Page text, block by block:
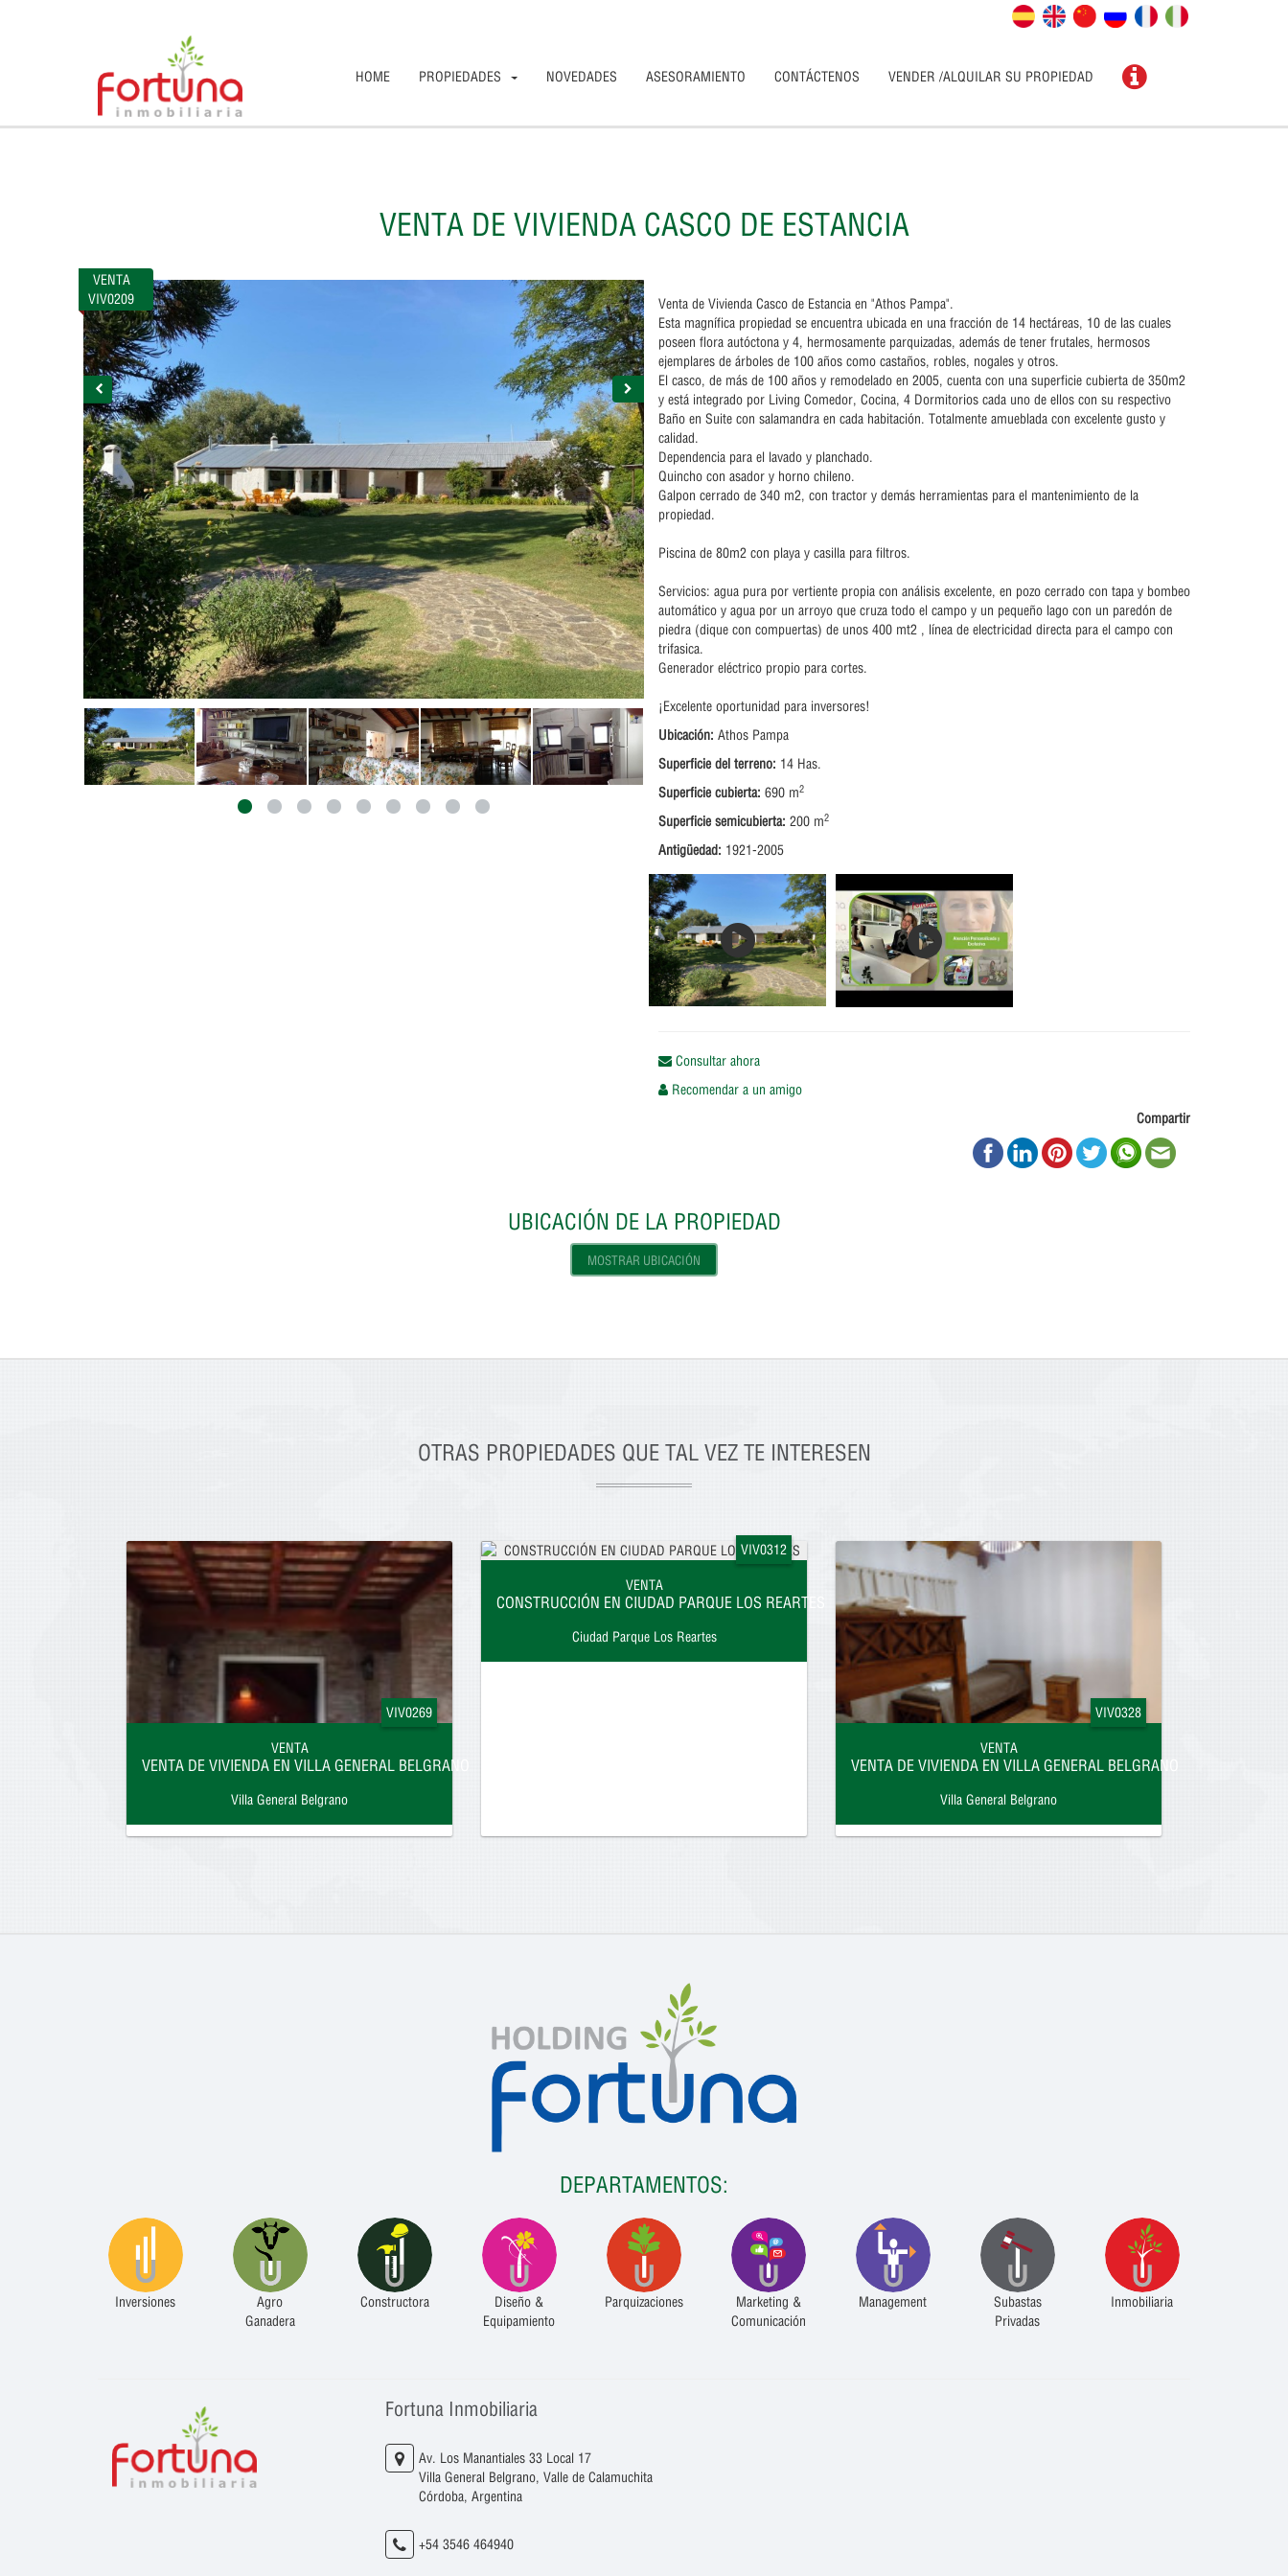
HOME PROPIEDADES NOVEDADES ASESORAMIENTO CONTÁCTENOS VENDER /ALQUILAR SU PROPIEDAD
VENTA DE VIVIENDA CASCO DE ESTANCIA
VENTA
VIV0209
Venta de Vivienda Casco de Estancia en "Athos Pampa".
Esta magnífica propiedad se encuentra ubicada en una fracción de 14 hectáreas, 10 de las cuales
poseen flora autóctona y 4, hermosamente parquizadas, además de tener frutales, hermosos
ejemplares de árboles de 100 años como castaños, robles, nogales y otros.
El casco, de más de 100 años y remodelado en 2005, cuenta con una superficie cubierta de 350m2
y está integrado por Living Comedor, Cocina, 4 Dormitorios cada uno de ellos con su respectivo
Baño en Suite con salamandra en cada habitación. Totalmente amueblada con excelente gusto y
calidad.
Dependencia para el lavado y planchado.
Quincho con asador y horno chileno.
Galpon cerrado de 340 m2, con tractor y demás herramientas para el mantenimiento de la
propiedad.
Piscina de 80m2 con playa y casilla para filtros.
Servicios: agua pura por vertiente propia con análisis excelente, en pozo cerrado con tapa y bombeo
automático y agua por un arroyo que cruza todo el campo y un pequeño lago con un paredón de
piedra (dique con compuertas) de unos 400 mt2 , línea de electricidad directa para el campo con
trifasica.
Generador eléctrico propio para cortes.
¡Excelente oportunidad para inversores!
Ubicación: Athos Pampa
Superficie del terreno: 14 Has.
Superficie cubierta: 690 m2
Superficie semicubierta: 200 m2
Antigüedad: 1921-2005
Consultar ahora
Recomendar a un amigo
Compartir
UBICACIÓN DE LA PROPIEDAD
MOSTRAR UBICACIÓN
OTRAS PROPIEDADES QUE TAL VEZ TE INTERESEN
VIV0269
VENTA
VENTA DE VIVIENDA EN VILLA GENERAL BELGRANO
Villa General Belgrano
VIV0312
VENTA
CONSTRUCCIÓN EN CIUDAD PARQUE LOS REARTES
Ciudad Parque Los Reartes
VIV0328
VENTA
VENTA DE VIVIENDA EN VILLA GENERAL BELGRANO
Villa General Belgrano
DEPARTAMENTOS:
Inversiones
Agro
Ganadera
Constructora
Diseño &
Equipamiento
Parquizaciones
Marketing &
Comunicación
Management
Subastas
Privadas
Inmobiliaria
Fortuna Inmobiliaria
Av. Los Manantiales 33 Local 17
Villa General Belgrano, Valle de Calamuchita
Córdoba, Argentina
+54 3546 464940